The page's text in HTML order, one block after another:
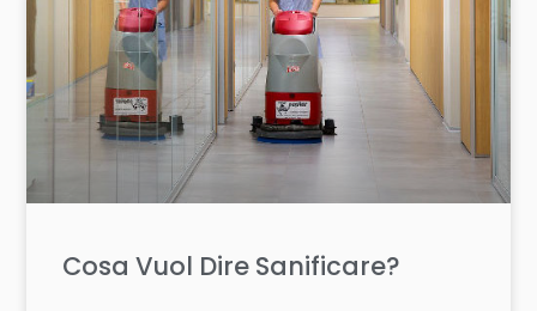
Cosa Vuol Dire Sanificare?